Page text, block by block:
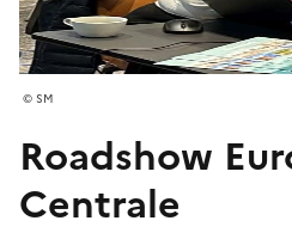
SM
Roadshow
Centrale